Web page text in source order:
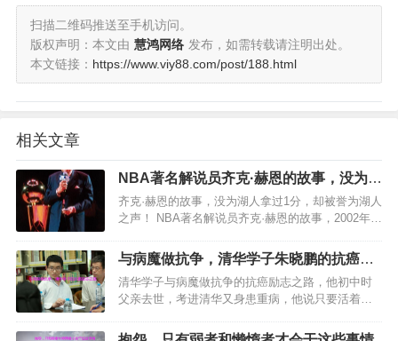
扫描二维码推送至手机访问。
版权声明：本文由 慧鸿网络 发布，如需转载请注明出处。
本文链接： https://www.viy88.com/post/188.html
相关文章
NBA著名解说员齐克·赫恩的故事，没为湖
人拿过1分，却被誉为湖人之声！
齐克·赫恩的故事，没为湖人拿过1分，却被誉为湖人
之声！ NBA著名解说员齐克·赫恩的故事，2002年8
分，但战袍却挂在斯台普斯上空，他被称作“湖人之
声…
与病魔做抗争，清华学子朱晓鹏的抗癌励
志之路
清华学子与病魔做抗争的抗癌励志之路，他初中时
父亲去世，考进清华又身患重病，他说只要活着就